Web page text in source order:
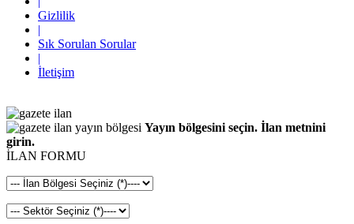
Gizlilik
|
Sık Sorulan Sorular
|
İletişim
Yayın bölgesini seçin. İlan metnini
girin.
İLAN FORMU